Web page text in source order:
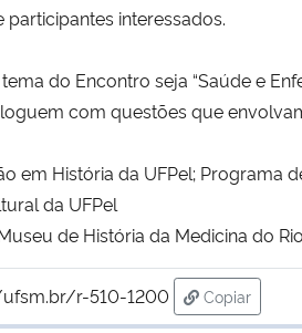
interessados.
do Encontro seja “Saúde e
com questões que
em História da UFPel; Programa
da UFPel
de História da Medicina do
r-510-1200
Copiar
para área